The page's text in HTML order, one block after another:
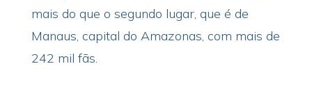
mais do que o segundo lugar, que é de
Manaus, capital do Amazonas, com mais de
242 mil fãs.